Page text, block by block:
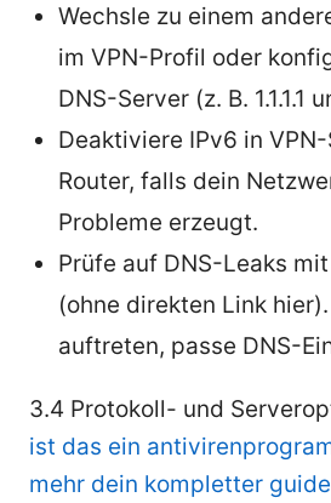
Wechsle zu einem
im VPN-Profil oder
DNS-Server (z. B. 1.1.1.1
Deaktiviere IPv6 in
Router, falls dein
Probleme erzeugt.
Prüfe auf DNS-Leaks
(ohne direkten Link
auftreten, passe DNS-
3.4 Protokoll- und
ist das ein
mehr dein kompletter guide